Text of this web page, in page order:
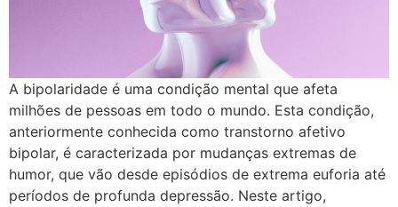
A bipolaridade é uma condição mental que afeta
milhões de pessoas em todo o mundo. Esta condição,
anteriormente conhecida como transtorno afetivo
bipolar, é caracterizada por mudanças extremas de
humor, que vão desde episódios de extrema euforia até
períodos de profunda depressão. Neste artigo,